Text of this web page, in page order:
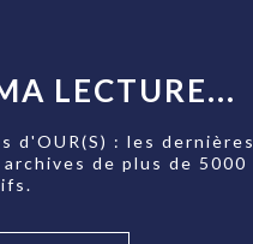
LECTURE...
d'OUR(S) : les dernières
de plus de 5000